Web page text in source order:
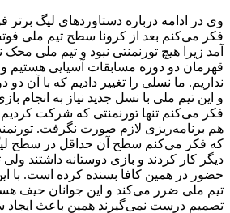
وی در ادامه درباره دستاوردهای لیگ
فکر می‌کنم بعد از کرونا سطح تیم ملی
آمد زیرا هیچ تورنمنتی نبود و تیم ملی محک
قهرمان دو دوره مسابقات آسیایی هستیم و
نداریم. ما نسلی را تغییر دادیم که با آن
و این تیم ملی با نسل جدید نیاز به انجام
فکر می‌کنم تنها تورنمنتی که شرکت
هم برنامه‌ریزی لازم صورت نگرفت.
که فکر می‌کنم سطح آن حداقل در سطح
دیگر کار کردند و بازی دوستانه داشتند
حضور در همین کافا بسنده کرده است. با
تیم ملی ضرر می‌کند و این جوانان حیف
تصمیم درست نمی‌گیرند همین باعث